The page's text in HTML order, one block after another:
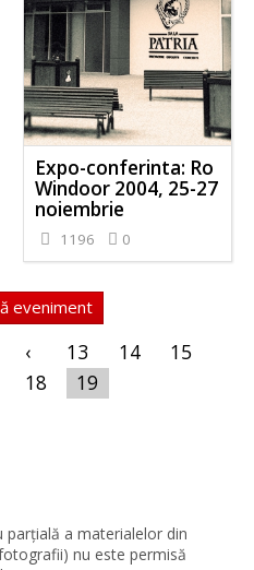
Expo-conferinta: Ro
Windoor 2004, 25-27
noiembrie
1196 0
eveniment
‹ 13 14
15
18 19
parţială a materialelor din
nu este permisă